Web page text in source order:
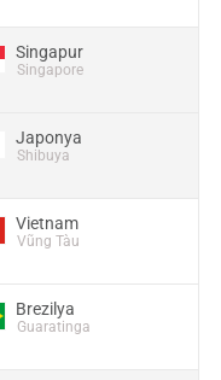
Singapur
Singapore
Japonya
Shibuya
Vietnam
Vũng Tàu
Brezilya
Guaratinga